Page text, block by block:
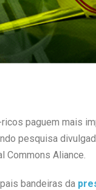
paguem mais
pesquisa
Commons Aliance.
bandeiras da